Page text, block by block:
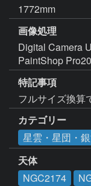
1772mm
画像処理
Digital Camera
PaintShop
特記事項
フルサイズ換算
カテゴリー
星雲・星団・
天体
NGC2174